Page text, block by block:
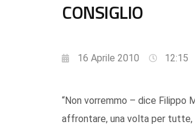
CONSIGLIO
16 Aprile 2010 12:15
“Non vorremmo – dice Filippo
affrontare, una volta per